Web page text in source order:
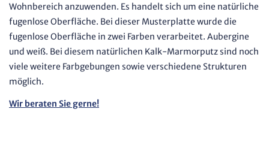
Wohnbereich anzuwenden. Es handelt sich um eine natürliche
fugenlose Oberfläche. Bei dieser Musterplatte wurde die
fugenlose Oberfläche in zwei Farben verarbeitet. Aubergine
und weiß. Bei diesem natürlichen Kalk-Marmorputz sind noch
viele weitere Farbgebungen sowie verschiedene Strukturen
möglich.
Wir beraten Sie gerne!